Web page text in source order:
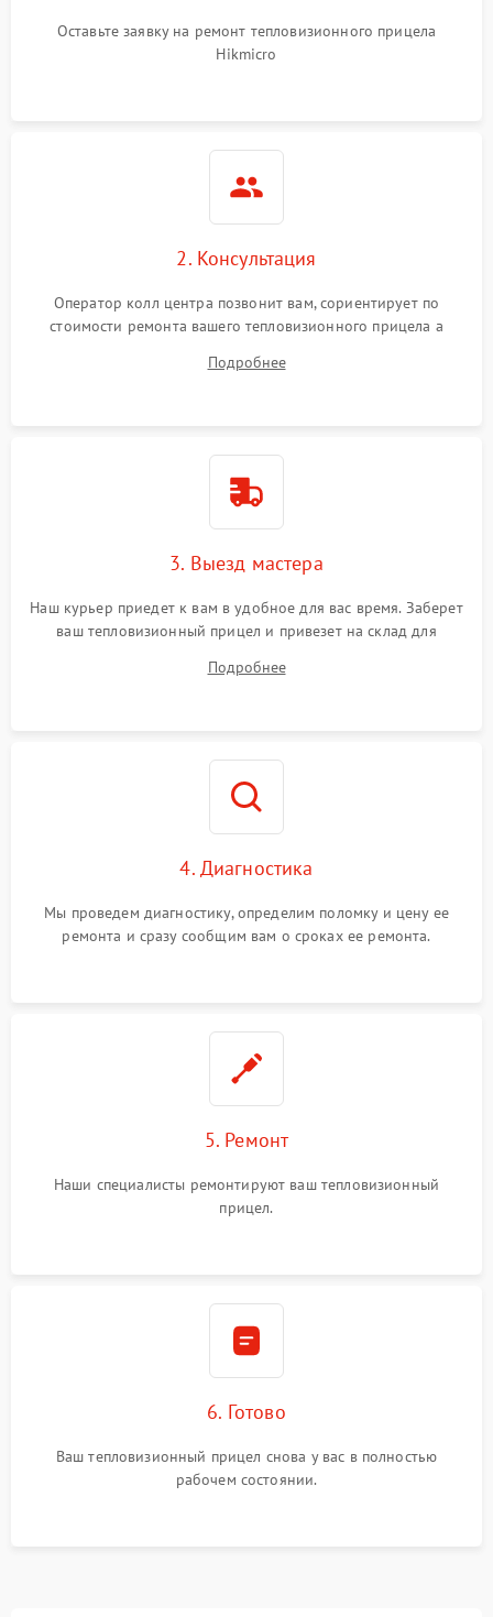
Оставьте заявку на ремонт тепловизионного прицела
Hikmicro
2. Консультация
Оператор колл центра позвонит вам, сориентирует по
стоимости ремонта вашего тепловизионного прицела а
Подробнее
3. Выезд мастера
Наш курьер приедет к вам в удобное для вас время. Заберет
ваш тепловизионный прицел и привезет на склад для
Подробнее
4. Диагностика
Мы проведем диагностику, определим поломку и цену ее
ремонта и сразу сообщим вам о сроках ее ремонта.
5. Ремонт
Наши специалисты ремонтируют ваш тепловизионный
прицел.
6. Готово
Ваш тепловизионный прицел снова у вас в полностью
рабочем состоянии.